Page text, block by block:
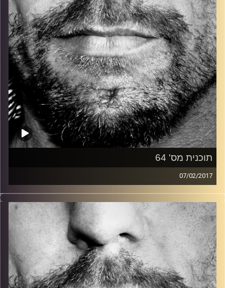
תוכנית מס' 64
07/02/2017
זיפים, מוזיקה מחוספסת של הופעות חיות. הרבה ג'אם, רוק,
בלוז, bluegrass, ג'אז, Fאנק, פרוגרסיב ואפילו אלקטרוניקה.
כל מה שחי, אמיתי ונושם.
עם שמוליק רגב.
קרדיט תמונות: David Goehring